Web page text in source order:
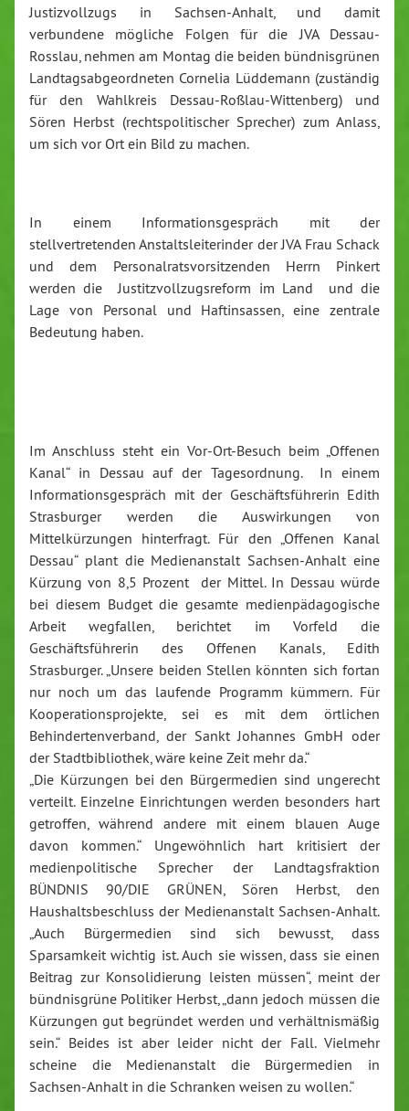
Justizvollzugs in Sachsen-Anhalt, und damit
verbundene mögliche Folgen für die JVA Dessau-
Rosslau, nehmen am Montag die beiden bündnisgrünen
Landtagsabgeordneten Cornelia Lüddemann (zuständig
für den Wahlkreis Dessau-Roßlau-Wittenberg) und
Sören Herbst (rechtspolitischer Sprecher) zum Anlass,
um sich vor Ort ein Bild zu machen.
In einem Informationsgespräch mit der
stellvertretenden Anstaltsleiterinder der JVA Frau Schack
und dem Personalratsvorsitzenden Herrn Pinkert
werden die Justitzvollzugsreform im Land und die
Lage von Personal und Haftinsassen, eine zentrale
Bedeutung haben.
Im Anschluss steht ein Vor-Ort-Besuch beim „Offenen
Kanal“ in Dessau auf der Tagesordnung. In einem
Informationsgespräch mit der Geschäftsführerin Edith
Strasburger werden die Auswirkungen von
Mittelkürzungen hinterfragt. Für den „Offenen Kanal
Dessau“ plant die Medienanstalt Sachsen-Anhalt eine
Kürzung von 8,5 Prozent der Mittel. In Dessau würde
bei diesem Budget die gesamte medienpädagogische
Arbeit wegfallen, berichtet im Vorfeld die
Geschäftsführerin des Offenen Kanals, Edith
Strasburger. „Unsere beiden Stellen könnten sich fortan
nur noch um das laufende Programm kümmern. Für
Kooperationsprojekte, sei es mit dem örtlichen
Behindertenverband, der Sankt Johannes GmbH oder
der Stadtbibliothek, wäre keine Zeit mehr da.“
„Die Kürzungen bei den Bürgermedien sind ungerecht
verteilt. Einzelne Einrichtungen werden besonders hart
getroffen, während andere mit einem blauen Auge
davon kommen.“ Ungewöhnlich hart kritisiert der
medienpolitische Sprecher der Landtagsfraktion
BÜNDNIS 90/DIE GRÜNEN, Sören Herbst, den
Haushaltsbeschluss der Medienanstalt Sachsen-Anhalt.
„Auch Bürgermedien sind sich bewusst, dass
Sparsamkeit wichtig ist. Auch sie wissen, dass sie einen
Beitrag zur Konsolidierung leisten müssen“, meint der
bündnisgrüne Politiker Herbst, „dann jedoch müssen die
Kürzungen gut begründet werden und verhältnismäßig
sein.“ Beides ist aber leider nicht der Fall. Vielmehr
scheine die Medienanstalt die Bürgermedien in
Sachsen-Anhalt in die Schranken weisen zu wollen.“